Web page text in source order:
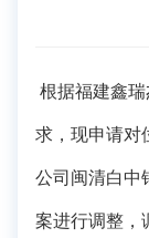
根据福建鑫瑞
求， 现申请对
公司闽清白中
案进行调整 ，